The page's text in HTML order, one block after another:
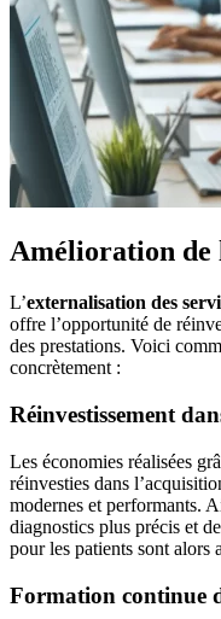
Amélioration de
L’externalisation des
offre l’opportunité de
des prestations. Voici
concrètement :
Réinvestissement
Les économies réalisées
réinvesties dans
modernes et performants.
diagnostics plus précis et
pour les patients sont alors
Formation continue